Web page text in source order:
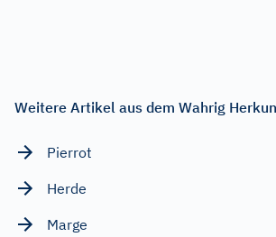
Weitere Artikel aus dem Wahrig
Pierrot
Herde
Marge